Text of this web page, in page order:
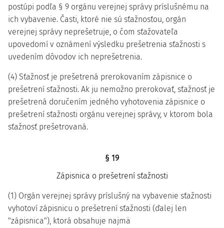
postúpi podľa § 9 orgánu verejnej správy príslušnému na
ich vybavenie. Časti, ktoré nie sú sťažnosťou, orgán
verejnej správy neprešetruje, o čom sťažovateľa
upovedomí v oznámení výsledku prešetrenia sťažnosti s
uvedením dôvodov ich neprešetrenia.
(4) Sťažnosť je prešetrená prerokovaním zápisnice o
prešetrení sťažnosti. Ak ju nemožno prerokovať, sťažnosť je
prešetrená doručením jedného vyhotovenia zápisnice o
prešetrení sťažnosti orgánu verejnej správy, v ktorom bola
sťažnosť prešetrovaná.
§ 19
Zápisnica o prešetrení sťažnosti
(1) Orgán verejnej správy príslušný na vybavenie sťažnosti
vyhotoví zápisnicu o prešetrení sťažnosti (ďalej len
"zápisnica"), ktorá obsahuje najmä